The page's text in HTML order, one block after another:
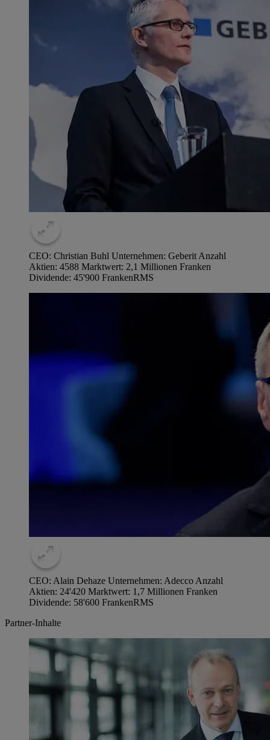
CEO: Christian Buhl Unternehmen: Geberit Anzahl
Aktien: 4588 Marktwert: 2,1 Millionen Franken
Dividende: 45'900 FrankenRMS
CEO: Alain Dehaze Unternehmen: Adecco Anzahl
Aktien: 24'420 Marktwert: 1,7 Millionen Franken
Dividende: 58'600 FrankenRMS
Partner-Inhalte